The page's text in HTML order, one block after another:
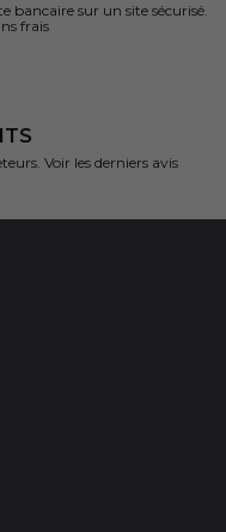
bancaire sur un site sécurisé.
frais
Voir les derniers avis